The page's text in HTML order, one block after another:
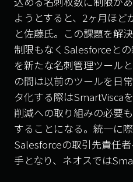
ようとすると、 2ヶ月ほど
と佐藤氏。この課題を解
制限もなく Salesforce と
を新たな名刺管理ツール
の間は以前のツールを日
タ化する際はSmartVisca
削減への取り組みの必要
することになる。統一に
Salesforceの取引先責任
手となり、ネオスでは